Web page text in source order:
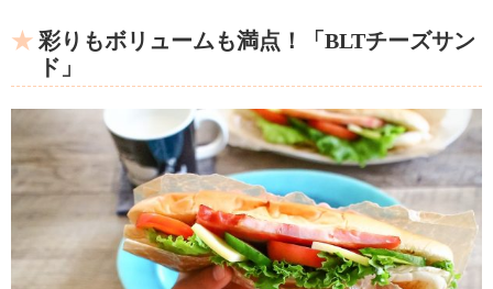
彩りもボリュームも満点！「BLTチーズサン
ド」